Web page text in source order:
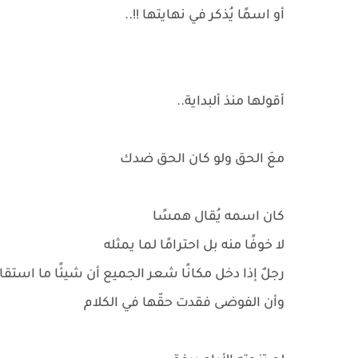
أو اسمًا يُذكر في نهايتها !!..
أقولها منذ ألبداية..
معَ الحق ولو كان الحق ضدك
كان اسمه يُقال همسًا
لا خوفًا منه بل احترامًا لما يمثله
رجلٌ إذا دخل مكانًا شعر الجميع أن شيئًا ما
وأن الفوضى فقدت حقّها في الكلام